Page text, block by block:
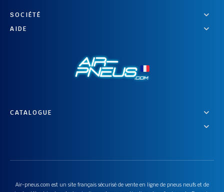
SOCIÉTÉ
AIDE
CATALOGUE
Air-pneus.com est un site français sécurisé de vente en ligne de pneus neufs et de